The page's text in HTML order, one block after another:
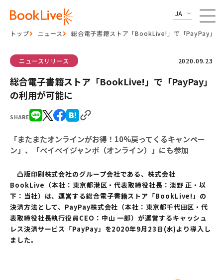
JA
トップ ニュース 総合電子書籍ストア「BookLive!」で「PayPay」
SHARE
ニュースリリース 2020.09.23
総合電子書籍ストア「BookLive!」で「PayPay」
の利用が可能に
「またまたオンラインがお得！10%戻ってくるキャンペー
ン」、「ペイペイジャンボ（オンライン）」にも参加
凸版印刷株式会社のグループ会社である、株式会社
BookLive（本社：東京都港区・代表取締役社長：淡野 正・以
下：当社）は、運営する総合電子書籍ストア「BookLive!」の
決済方法として、PayPay株式会社（本社：東京都千代田区・代
表取締役社長執行役員CEO：中山 一郎）が運営するキャッシュ
レス決済サービス「PayPay」を2020年9月23日(水)より導入し
ました。